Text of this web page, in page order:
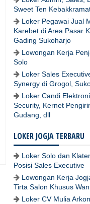
Sweet Ten
Loker Pegawai Jual
Karebet di Area Pasar
Gading Sukoharjo
Lowongan Kerja
Solo
Loker Sales
Synergy di Grogol,
Loker Candi
Security, Kernet
Gudang, dll
LOKER JOGJA TERBARU
Loker Solo dan
Posisi Sales Executive
Lowongan Kerja
Tirta Salon Khusus
Loker CV Mulia